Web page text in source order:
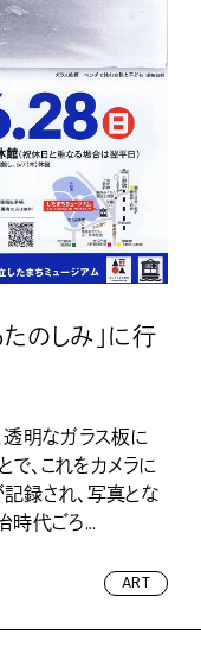
のしみ」に行
透明なガラス板に
、これをカメラに
録され、写真とな
時代ごろ...
ART